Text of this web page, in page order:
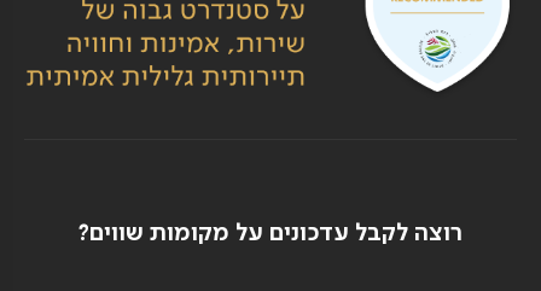
רוצה לקבל עדכונים על מקומות שווים?